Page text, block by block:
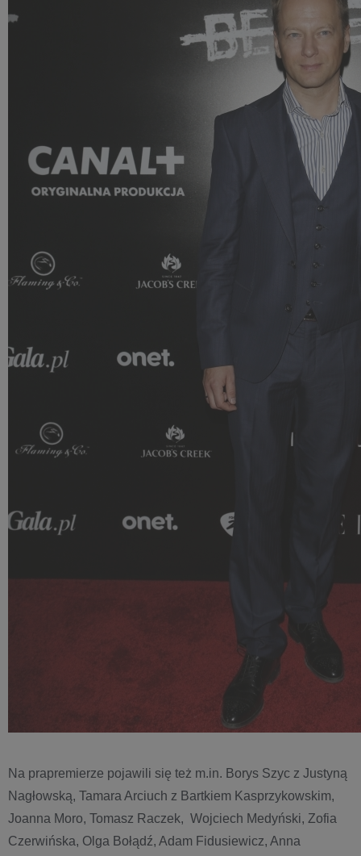
Na prapremierze pojawili się też m.in. Borys Szyc z Justyną
Nagłowską, Tamara Arciuch z Bartkiem Kasprzykowskim,
Joanna Moro, Tomasz Raczek, Wojciech Medyński, Zofia
Czerwińska, Olga Bołądź, Adam Fidusiewicz, Anna